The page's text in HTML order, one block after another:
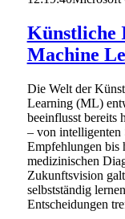
Künstliche
Machine
Die Welt der
Learning (ML)
beeinflusst bereits
– von intelligenten
Empfehlungen bis
medizinischen
Zukunftsvision
selbstständig
Entscheidungen